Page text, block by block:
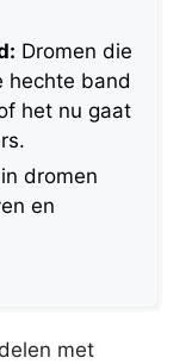
Dromen die
hechte band
het nu gaat
dromen
en
met